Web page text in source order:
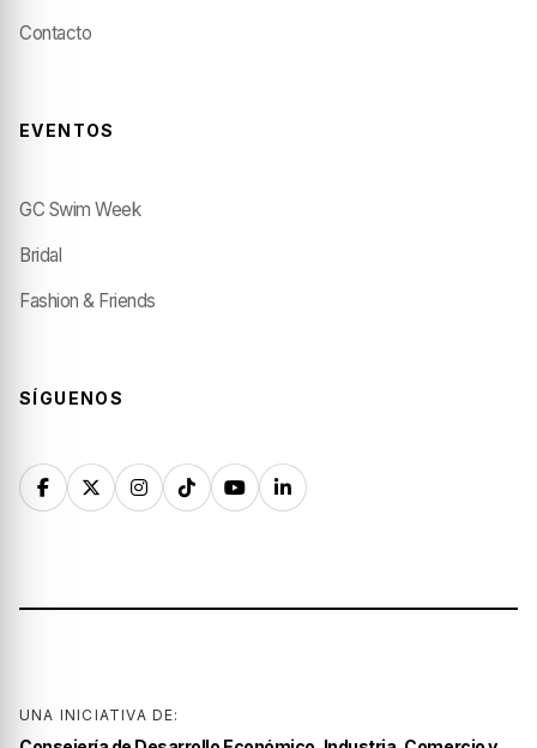
Contacto
EVENTOS
GC Swim Week
Bridal
Fashion & Friends
SÍGUENOS
UNA INICIATIVA DE: